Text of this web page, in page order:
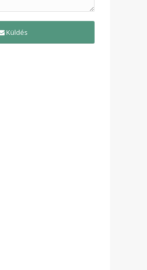
Küldés